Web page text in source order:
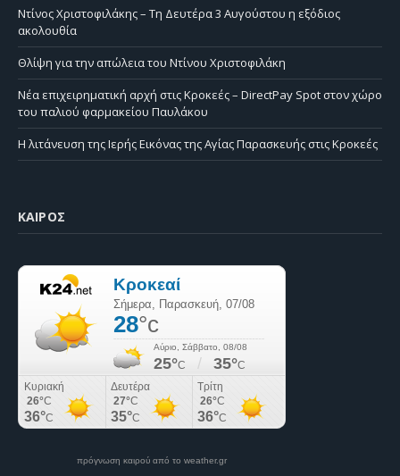
Ντίνος Χριστοφιλάκης – Τη Δευτέρα 3 Αυγούστου η εξόδιος
ακολουθία
Θλίψη για την απώλεια του Ντίνου Χριστοφιλάκη
Νέα επιχειρηματική αρχή στις Κροκεές – DirectPay Spot στον χώρο
του παλιού φαρμακείου Παυλάκου
Η λιτάνευση της Ιερής Εικόνας της Αγίας Παρασκευής στις Κροκεές
ΚΑΙΡΌΣ
πρόγνωση καιρού από το weather.gr